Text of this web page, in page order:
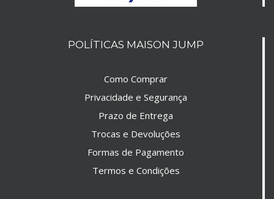
POLÍTICAS MAISON JUMP
Como Comprar
Privacidade e Segurança
Prazo de Entrega
Trocas e Devoluções
Formas de Pagamento
Termos e Condições